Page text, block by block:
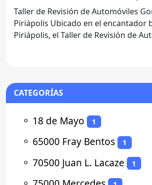
Taller de Revisión de Automóviles
Piriápolis Ubicado en el encantador balneario de
Piriápolis, el Taller de Revisión de
CATEGORÍAS
⚬ 18 de Mayo 1
⚬ 65000 Fray Bentos 1
⚬ 70500 Juan L. Lacaze 1